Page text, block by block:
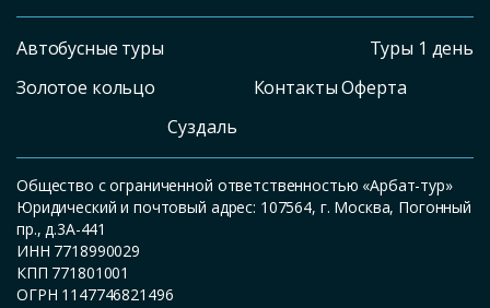
Автобусные туры
Золотое кольцо
Суздаль
Туры 1 день
Контакты Оферта
Общество с ограниченной ответственностью «Арбат-тур»
Юридический и почтовый адрес: 107564, г. Москва, Погонный
пр., д.3А-441
ИНН 7718990029
КПП 771801001
ОГРН 1147746821496